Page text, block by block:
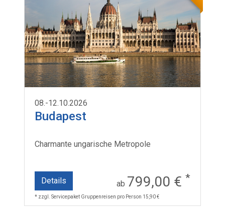
08.-12.10.2026
Budapest
Charmante ungarische Metropole
Details ab 799,00 € *
* zzgl. Servicepaket Gruppenreisen pro Person 15,90 €